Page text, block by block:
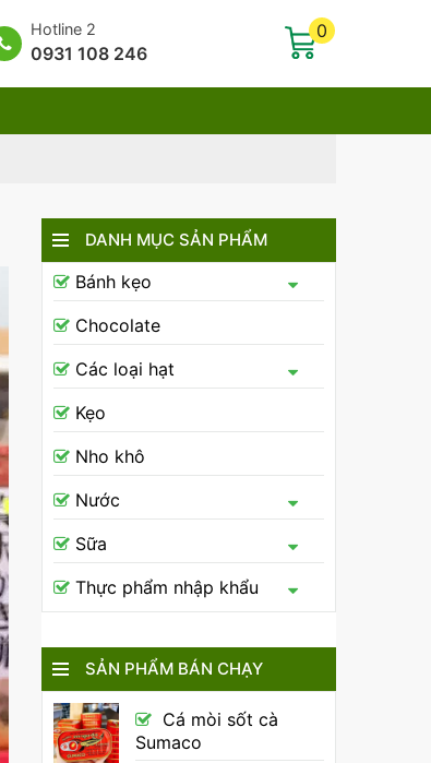
Hotline 2
0931 108 246
0
DANH MỤC SẢN PHẨM
Bánh kẹo
Chocolate
Các loại hạt
Kẹo
Nho khô
Nước
Sữa
Thực phẩm nhập khẩu
SẢN PHẨM BÁN CHẠY
Cá mòi sốt cà
Sumaco